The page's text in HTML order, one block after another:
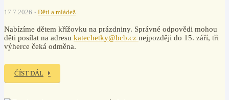
17.7.2026 Děti a mládež
Nabízíme dětem křížovku na prázdniny. Správné odpovědi mohou
děti posílat na adresu katechetky@bcb.cz nejpozději do 15. září, tři
výherce čeká odměna.
ČÍST DÁL